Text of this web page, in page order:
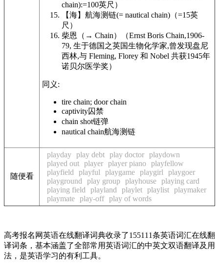
chain):=100英尺）
【海】 航海测链(= nautical chain) （=15英
尺）
柴恩（ → Chain）（Ernst Boris Chain,1906-
79, 生于德国之英国生物化学家,曾发现盘尼
西林,与 Fleming, Florey 和 Nobel 共获1945年
诺贝尔医学奖）
同义:
tire chain; doorchain
captivity囚禁
chain shot链弹
nautical chain航海测链
随便看
playday play debt play doctor playdown
played out player player piano playfellow
playfield
playful playgame playgirl
playgoer
playground
play group playhouse playing card
playing field
playland playlet playlist playmaker
playmate play-off play of words
高考报名网英语在线翻译词典收录了155111条英语词汇在线翻
译词条，基本涵盖了全部常用英语词汇的中英文双语翻译及用
法，是英语学习的有利工具。